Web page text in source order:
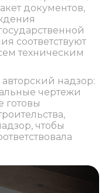
документов,
соответствуют
техническим
надзор:
чертежи
готовы
чтобы